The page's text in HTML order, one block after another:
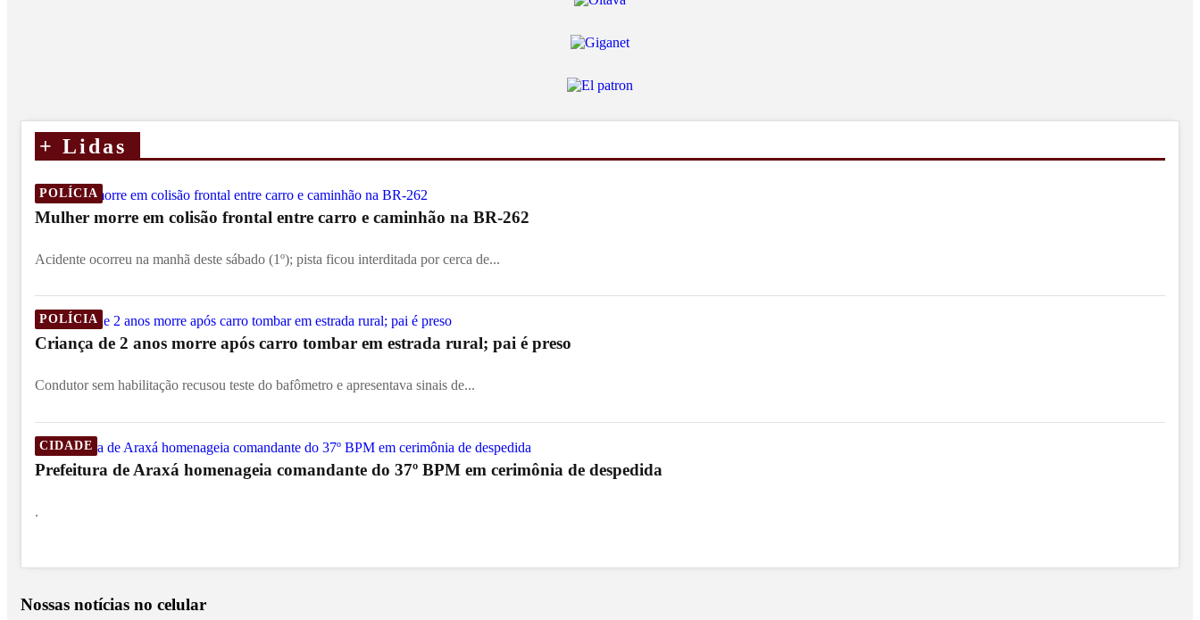
+ Lidas
POLÍCIA
Mulher morre em colisão frontal entre carro e caminhão na BR-262
Acidente ocorreu na manhã deste sábado (1º); pista ficou interditada por cerca de...
POLÍCIA
Criança de 2 anos morre após carro tombar em estrada rural; pai é preso
Condutor sem habilitação recusou teste do bafômetro e apresentava sinais de...
CIDADE
Prefeitura de Araxá homenageia comandante do 37º BPM em cerimônia de despedida
.
Nossas notícias no celular